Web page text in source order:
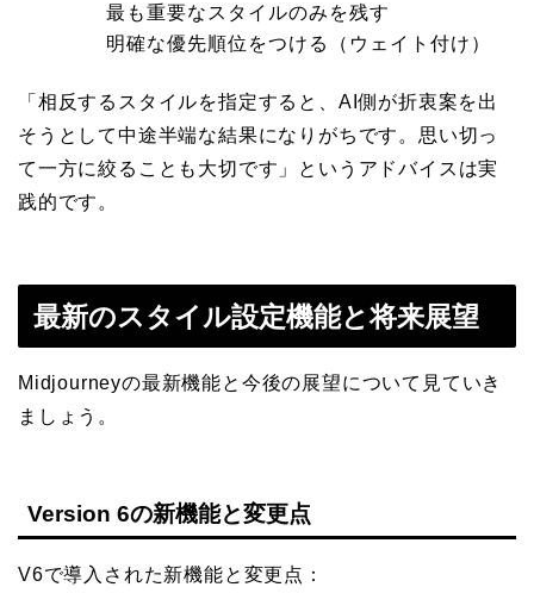
最も重要なスタイルのみを残す
明確な優先順位をつける（ウェイト付け）
「相反するスタイルを指定すると、AI側が折衷案を出
そうとして中途半端な結果になりがちです。思い切っ
て一方に絞ることも大切です」というアドバイスは実
践的です。
最新のスタイル設定機能と将来展望
Midjourneyの最新機能と今後の展望について見ていき
ましょう。
Version 6の新機能と変更点
V6で導入された新機能と変更点：